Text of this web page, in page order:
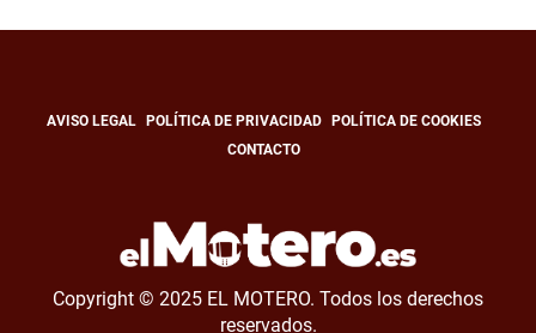
AVISO LEGAL POLÍTICA DE PRIVACIDAD
POLÍTICA DE COOKIES
CONTACTO
Copyright © 2025 EL MOTERO. Todos los derechos
reservados.